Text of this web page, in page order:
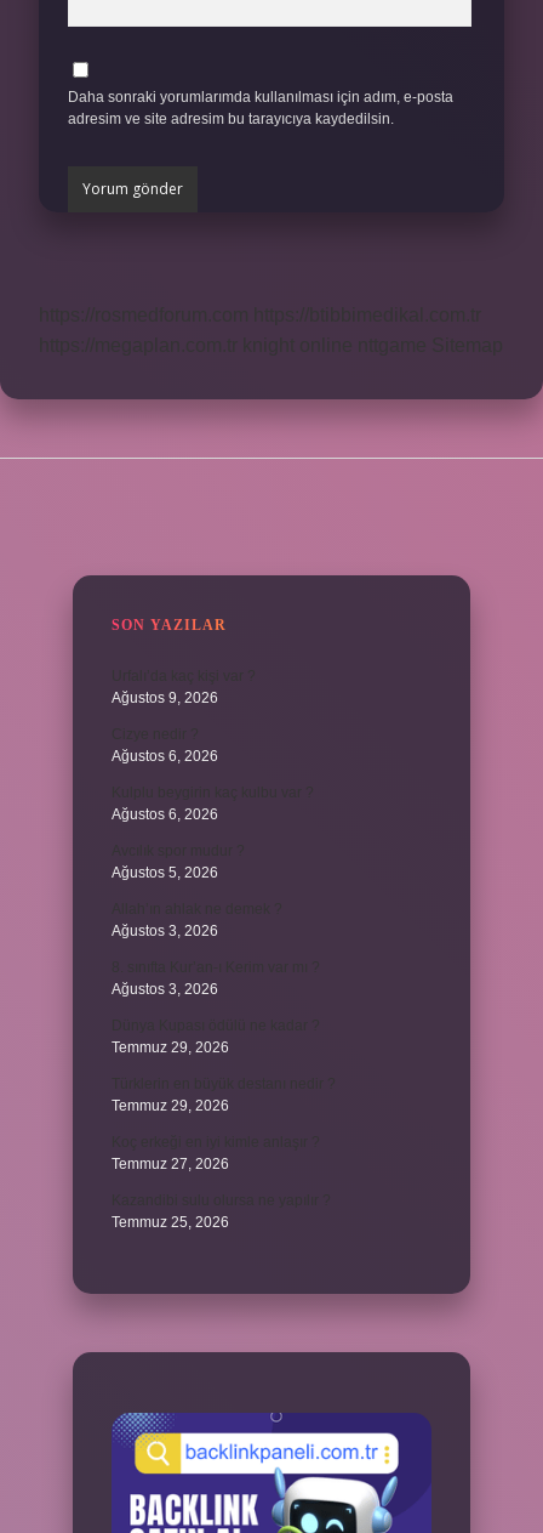
Daha sonraki yorumlarımda kullanılması için adım, e-posta
adresim ve site adresim bu tarayıcıya kaydedilsin.
SON YAZILAR
Ağustos 9, 2026
Ağustos 6, 2026
Ağustos 6, 2026
Ağustos 5, 2026
Ağustos 3, 2026
Ağustos 3, 2026
Temmuz 29, 2026
Temmuz 29, 2026
Temmuz 27, 2026
Temmuz 25, 2026